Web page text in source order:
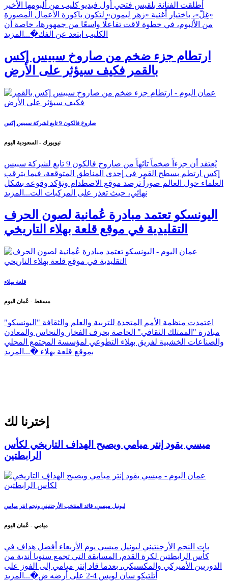
أطلقت الفنانة بلقيس فتحي أول فيديو كليب من ألبومها الأخير
«غِلّ»، باختيار أغنية «زهر ليمون» لتكون باكورة الأعمال المصورة
من الألبوم، في خطوة لاقت تفاعلًا واسعًا من جمهورها، خاصة أن
الكليب ابتعد عن الفك�... المزيد
ارتطام جزء ضخم من صاروخ سبيس إكس
بالقمر فكيف سيؤثر على الأرض
صاروخ فالكون 9 تابع لشركة سبيس إكس
نيويورك - السعودية اليوم
يُعتقد أن جزءاً ضخماً تائهاً من صاروخ فالكون 9 تابع لشركة سبيس
إكس ارتطم بسطح القمر في إحدى المناطق المتوقعة، فيما يترقب
العلماء حول العالم صوراً ترصد موقع الاصطدام وتؤكد وقوعه بشكل
نهائي، حيث تعذر على المركبات الت... المزيد
اليونسكو تعتمد مبادرة عُمانية لصون الحرف
التقليدية في موقع قلعة بهلاء التاريخي
قلعة بهلاء
مسقط - عُمان اليوم
اعتمدت منظمة الأمم المتحدة للتربية والعلم والثقافة "اليونسكو"
مبادرة "الممتلك الثقافي" الخاصة بحرف الفخار والنحاس والمعادن
والصناعات الخشبية لفريق بهلاء التطوعي لمؤسسة المجتمع المحلي
بموقع قلعة بهلاء �... المزيد
إخترنا لك
ميسي يقود إنتر ميامي ويصبح الهداف التاريخي لكأس
الرابطتين
ليونيل ميسي، قائد المنتخب الأرجنتيني ونجم انتر ميامي
ميامي - عُمان اليوم
بات النجم الأرجنتيني ليونيل ميسي يوم الأربعاء أفضل هداف في
كأس الرابطتين لكرة القدم، المسابقة التي تجمع سنويا أندية من
الدوريين الأميركي والمكسيكي، بعدما قاد إنتر ميامي إلى الفوز على
أتلتيكو سان لويس 4-2 على أرضه ض�...
المزيد